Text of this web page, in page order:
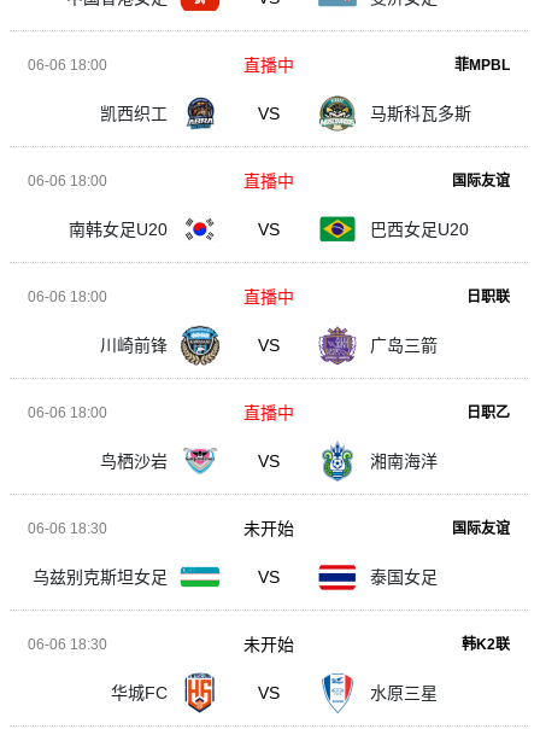
06-06 18:00 菲MPBL
凯西织工 VS 马斯科瓦多斯
直播中
06-06 18:00 国际友谊
南韩女足U20 VS 巴西女足U20
直播中
06-06 18:00 日职联
川崎前锋 VS 广岛三箭
直播中
06-06 18:00 日职乙
鸟栖沙岩 VS 湘南海洋
直播中
06-06 18:30 国际友谊
乌兹别克斯坦女足 VS 泰国女足
未开始
06-06 18:30 韩K2联
华城FC VS 水原三星
未开始